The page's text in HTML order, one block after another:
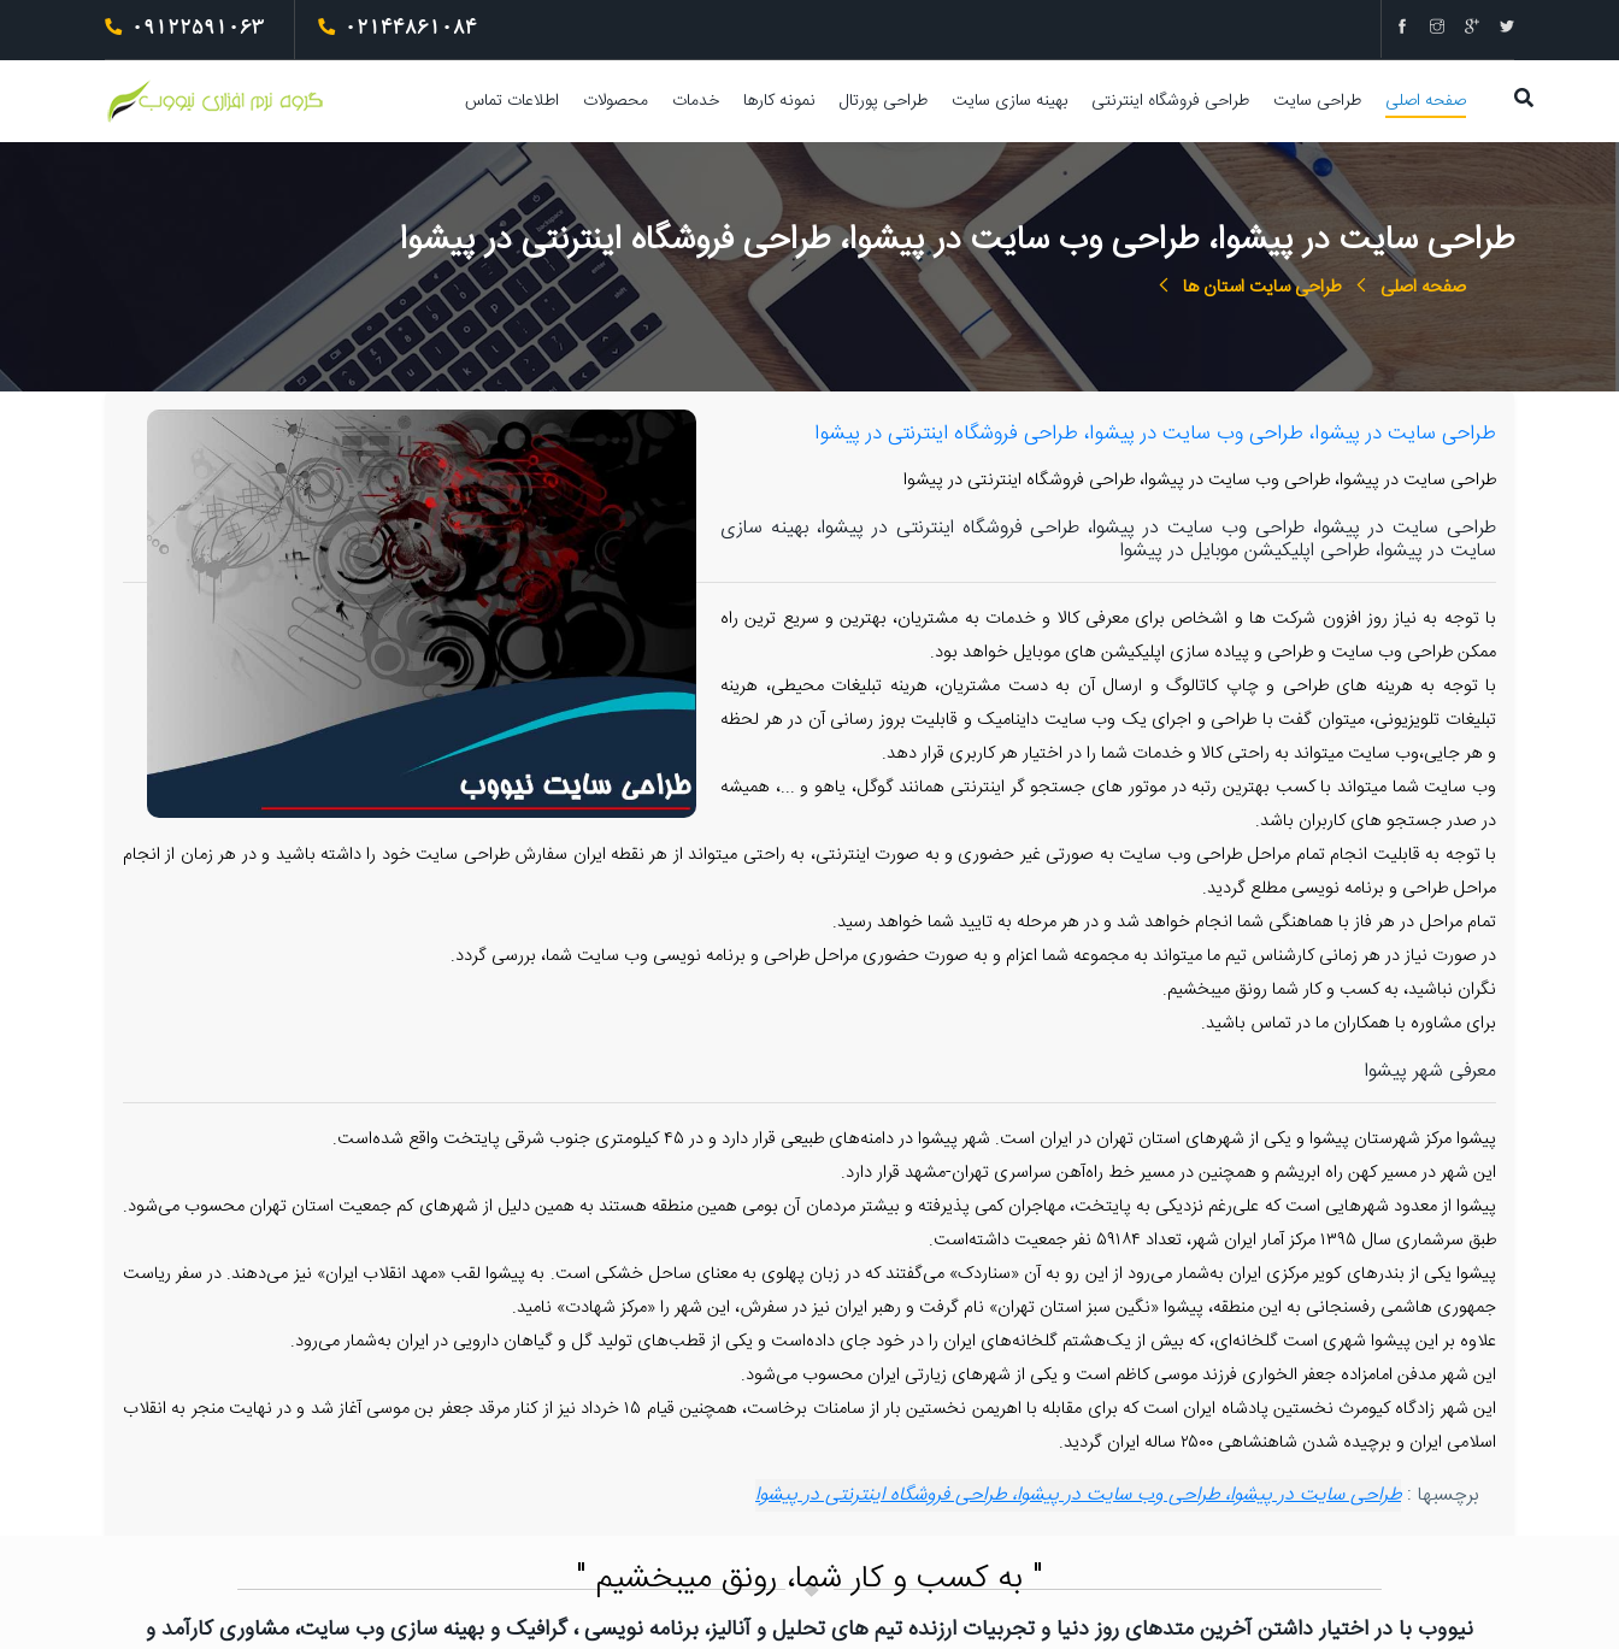
09122591063 02144861084
صفحه اصلی طراحی سایت طراحی فروشگاه اینترنتی بهینه سازی سایت طراحی پورتال نمونه کارها خدمات محصولات اطلاعات تماس
طراحی سایت در پیشوا، طراحی وب سایت در پیشوا، طراحی فروشگاه اینترنتی در پیشوا
صفحه اصلی طراحی سایت استان ها
طراحی سایت در پیشوا، طراحی وب سایت در پیشوا، طراحی فروشگاه اینترنتی در پیشوا
طراحی سایت در پیشوا، طراحی وب سایت در پیشوا، طراحی فروشگاه اینترنتی در پیشوا
طراحی سایت در پیشوا، طراحی وب سایت در پیشوا، طراحی فروشگاه اینترنتی در پیشوا، بهینه سازی
سایت در پیشوا، طراحی اپلیکیشن موبایل در پیشوا
با توجه به نیاز روز افزون شرکت ها و اشخاص برای معرفی کالا و خدمات به مشتریان، بهترین و سریع ترین راه
ممکن طراحی وب سایت و طراحی و پیاده سازی اپلیکیشن های موبایل خواهد بود.
با توجه به هرینه های طراحی و چاپ کاتالوگ و ارسال آن به دست مشتریان، هرینه تبلیغات محیطی، هرینه
تبلیغات تلویزیونی، میتوان گفت با طراحی و اجرای یک وب سایت داینامیک و قابلیت بروز رسانی آن در هر لحظه
و هر جایی،وب سایت میتواند به راحتی کالا و خدمات شما را در اختیار هر کاربری قرار دهد.
وب سایت شما میتواند با کسب بهترین رتبه در موتور های جستجو گر اینترنتی همانند گوگل، یاهو و ...، همیشه
در صدر جستجو های کاربران باشد.
با توجه به قابلیت انجام تمام مراحل طراحی وب سایت به صورتی غیر حضوری و به صورت اینترنتی، به راحتی میتواند از هر نقطه ایران سفارش طراحی سایت خود را داشته باشید و در هر زمان از انجام
مراحل طراحی و برنامه نویسی مطلع گردید.
تمام مراحل در هر فاز با هماهنگی شما انجام خواهد شد و در هر مرحله به تایید شما خواهد رسید.
در صورت نیاز در هر زمانی کارشناس تیم ما میتواند به مجموعه شما اعزام و به صورت حضوری مراحل طراحی و برنامه نویسی وب سایت شما، بررسی گردد.
نگران نباشید، به کسب و کار شما رونق میبخشیم.
برای مشاوره با همکاران ما در تماس باشید.
معرفی شهر پیشوا
پیشوا مرکز شهرستان پیشوا و یکی از شهرهای استان تهران در ایران است. شهر پیشوا در دامنه‌های طبیعی قرار دارد و در ۴۵ کیلومتری جنوب شرقی پایتخت واقع شده‌است.
این شهر در مسیر کهن راه ابریشم و همچنین در مسیر خط راه‌آهن سراسری تهران-مشهد قرار دارد.
پیشوا از معدود شهرهایی است که علی‌رغم نزدیکی به پایتخت، مهاجران کمی پذیرفته و بیشتر مردمان آن بومی همین منطقه هستند به همین دلیل از شهرهای کم جمعیت استان تهران محسوب می‌شود.
طبق سرشماری سال ۱۳۹۵ مرکز آمار ایران شهر، تعداد ۵۹۱۸۴ نفر جمعیت داشته‌است.
پیشوا یکی از بندرهای کویر مرکزی ایران به‌شمار می‌رود از این رو به آن «سناردک» می‌گفتند که در زبان پهلوی به معنای ساحل خشکی است. به پیشوا لقب «مهد انقلاب ایران» نیز می‌دهند. در سفر ریاست
جمهوری هاشمی رفسنجانی به این منطقه، پیشوا «نگین سبز استان تهران» نام گرفت و رهبر ایران نیز در سفرش، این شهر را «مرکز شهادت» نامید.
علاوه بر این پیشوا شهری است گلخانه‌ای، که بیش از یک‌هشتم گلخانه‌های ایران را در خود جای داده‌است و یکی از قطب‌های تولید گل و گیاهان دارویی در ایران به‌شمار می‌رود.
این شهر مدفن امامزاده جعفر الخواری فرزند موسی کاظم است و یکی از شهرهای زیارتی ایران محسوب می‌شود.
این شهر زادگاه کیومرث نخستین پادشاه ایران است که برای مقابله با اهریمن نخستین بار از سامنات برخاست، همچنین قیام ۱۵ خرداد نیز از کنار مرقد جعفر بن موسی آغاز شد و در نهایت منجر به انقلاب
اسلامی ایران و برچیده شدن شاهنشاهی ۲۵۰۰ ساله ایران گردید.
برچسبها :طراحی سایت در پیشوا، طراحی وب سایت در پیشوا، طراحی فروشگاه اینترنتی در پیشوا
" به کسب و کار شما، رونق میبخشیم "
نیووب با در اختیار داشتن آخرین متدهای روز دنیا و تجربیات ارزنده تیم های تحلیل و آنالیز، برنامه نویسی ، گرافیک و بهینه سازی وب سایت، مشاوری کارآمد و